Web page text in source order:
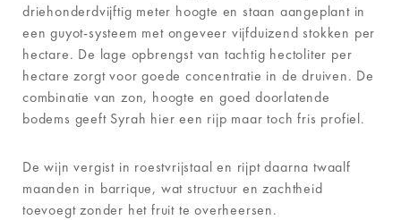
driehonderdvijftig meter hoogte en staan aangeplant in
een guyot-systeem met ongeveer vijfduizend stokken per
hectare. De lage opbrengst van tachtig hectoliter per
hectare zorgt voor goede concentratie in de druiven. De
combinatie van zon, hoogte en goed doorlatende
bodems geeft Syrah hier een rijp maar toch fris profiel.
De wijn vergist in roestvrijstaal en rijpt daarna twaalf
maanden in barrique, wat structuur en zachtheid
toevoegt zonder het fruit te overheersen.